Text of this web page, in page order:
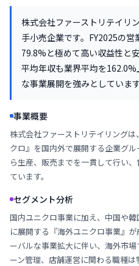
株式会社ファーストリテイリ
手小売企業です。FY2025の
79.8%と極めて高い収益性と
平均年収も業界平均を
な事業展開を強みとしています
事業概要
株式会社ファーストリテイリング
クロ』を国内外で展開する企業グ
ら生産、販売までを一貫して行い
ています。
セグメント分析
国内ユニクロ事業に加え、中国や
に展開する『海外ユニクロ事業』
ーバルな事業拡大に伴い、海外市
ーン管理、店舗運営に関わる職種